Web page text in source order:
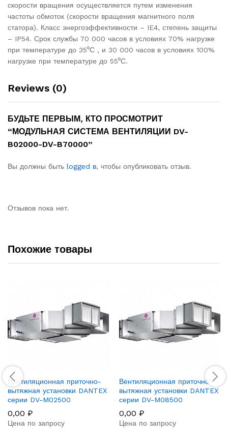
скорости вращения осуществляется путем изменения
частоты обмоток (скорости вращения магнитного поля
статора). Класс энергоэффективности – IE4, степень защиты
– IP54. Срок службы 70 000 часов в условиях 70% нагрузке
при температуре до 35⁰С , и 30 000 часов в условиях 100%
нагрузке при температуре до 55⁰С.
Reviews (0)
БУДЬТЕ ПЕРВЫМ, КТО ПРОСМОТРИТ
“МОДУЛЬНАЯ СИСТЕМА ВЕНТИЛЯЦИИ DV-
B02000-DV-B70000”
Вы должны быть logged в, чтобы опубликовать отзыв.
Отзывов пока нет.
Похожие товары
Вентиляционная приточно-
вытяжная установки DANTEX
серии DV-M02500
0,00 ₽
Цена по запросу
Вентиляционная приточно-
вытяжная установки DANTEX
серии DV-M08500
0,00 ₽
Цена по запросу